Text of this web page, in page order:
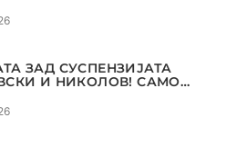
ЗАД СУСПЕНЗИЈАТА
И НИКОЛОВ! САМО